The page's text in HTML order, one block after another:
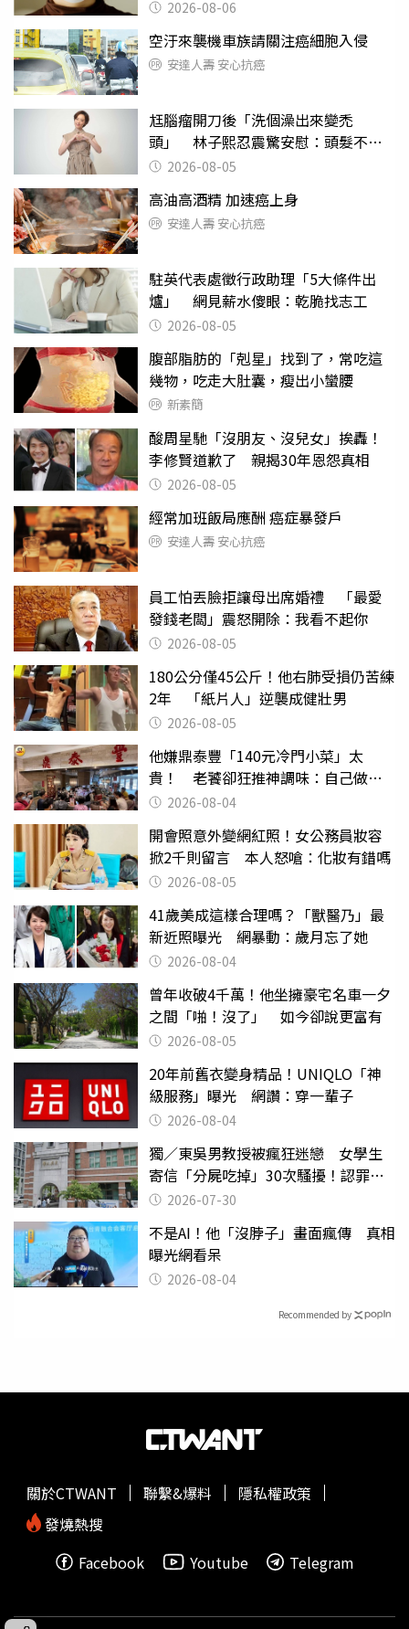
2026-08-06
空汙來襲機車族請關注癌細胞入侵
安達人壽 安心抗癌
尪腦瘤開刀後「洗個澡出來變禿
頭」 林子熙忍震驚安慰：頭髮不重
要 2026-08-05
高油高酒精 加速癌上身
安達人壽 安心抗癌
駐英代表處徵行政助理「5大條件出
爐」 網見薪水傻眼：乾脆找志工
2026-08-05
腹部脂肪的「剋星」找到了，常吃這
幾物，吃走大肚囊，瘦出小蠻腰
新素簡
酸周星馳「沒朋友、沒兒女」挨轟！
李修賢道歉了 親揭30年恩怨真相
2026-08-05
經常加班飯局應酬 癌症暴發戶
安達人壽 安心抗癌
員工怕丟臉拒讓母出席婚禮 「最愛
發錢老闆」震怒開除：我看不起你
2026-08-05
180公分僅45公斤！他右肺受損仍苦練
2年 「紙片人」逆襲成健壯男
2026-08-05
他嫌鼎泰豐「140元冷門小菜」太
貴！ 老饕卻狂推神調味：自己做不
出來2026-08-04
開會照意外變網紅照！女公務員妝容
掀2千則留言 本人怒嗆：化妝有錯嗎
2026-08-05
41歲美成這樣合理嗎？「獸醫乃」最
新近照曝光 網暴動：歲月忘了她
2026-08-04
曾年收破4千萬！他坐擁豪宅名車一夕
之間「啪！沒了」 如今卻說更富有
2026-08-05
20年前舊衣變身精品！UNIQLO「神
級服務」曝光 網讚：穿一輩子
2026-08-04
獨／東吳男教授被瘋狂迷戀 女學生
寄信「分屍吃掉」30次騷擾！認罪免
關 2026-07-30
不是AI！他「沒脖子」畫面瘋傳 真相
曝光網看呆
2026-08-04
Recommended by
關於CTWANT 聯繫&爆料
隱私權政策
發燒熱搜
Facebook
Youtube Telegram